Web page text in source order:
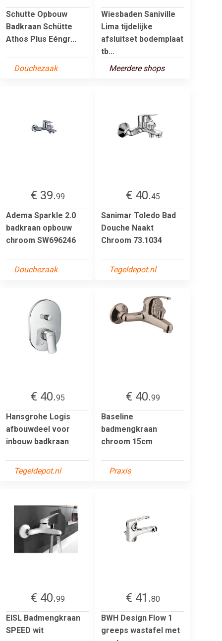
Schutte Opbouw
Badkraan Schütte
Athos Plus Eéngr...
Douchezaak
Wiesbaden Saniville
Lima tijdelijke
afsluitset bodemplaat
tb...
Meerdere shops
€ 39.99
Adema Sparkle 2.0
badkraan opbouw
chroom SW696246
Douchezaak
€ 40.45
Sanimar Toledo Bad
Douche Naakt
Chroom 73.1034
Tegeldepot.nl
€ 40.95
Hansgrohe Logis
afbouwdeel voor
inbouw badkraan
Tegeldepot.nl
€ 40.99
Baseline
badmengkraan
chroom 15cm
Praxis
€ 40.99
EISL Badmengkraan
SPEED wit
€ 41.80
BWH Design Flow 1
greeps wastafel met